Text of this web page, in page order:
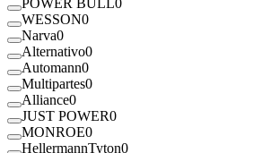
WESSON0
Narva0
Alternativo0
Automann0
Multipartes0
Alliance0
JUST POWER0
MONROE0
HellermannTyton0